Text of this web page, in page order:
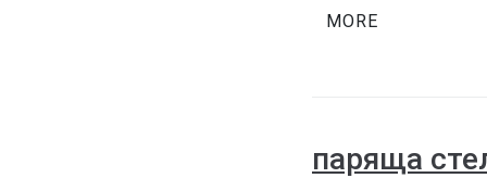
MORE
паряща